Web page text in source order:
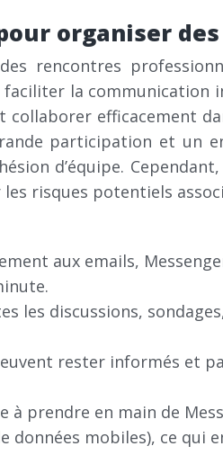
organiser
rencontres
la
efficacement
participation et un
d’équipe.
risques potentiels
aux emails,
les discussions,
rester informés et
à prendre en main de
données mobiles), ce